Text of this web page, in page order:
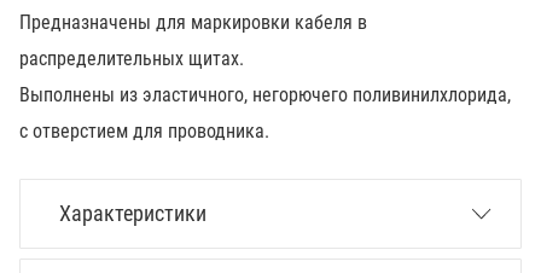
Предназначены для маркировки кабеля в
распределительных щитах.
Выполнены из эластичного, негорючего поливинилхлорида,
с отверстием для проводника.
Характеристики